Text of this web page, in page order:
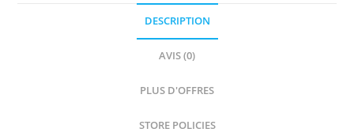
DESCRIPTION
AVIS (0)
PLUS D'OFFRES
STORE POLICIES